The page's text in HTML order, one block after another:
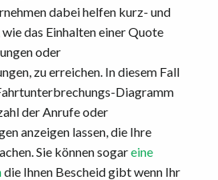
dabei helfen kurz- und
das Einhalten einer Quote
oder
zu erreichen. In diesem Fall
Diagramm
der Anrufe oder
anzeigen lassen, die Ihre
Sie können sogareine
die Ihnen Bescheid gibt wenn Ihr